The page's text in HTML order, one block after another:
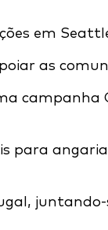
em
as
campanha
para